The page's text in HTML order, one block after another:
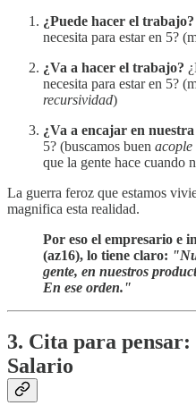
¿Puede hacer el trabajo?
necesita para estar en 5?
¿Va a hacer el trabajo?
necesita para estar en 5?
recursividad)
¿Va a encajar en
5? (buscamos buen
que la gente hace cuando
La guerra feroz que estamos
magnifica esta realidad.
Por eso el empresario e
(az16), lo tiene claro:
gente, en nuestros
En ese orden."
3. Cita para
Salario